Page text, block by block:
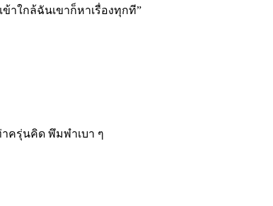
าใกล้ฉันเขาก็หาเรื่องทุกที”
ครุ่นคิด พึมพำเบา ๆ